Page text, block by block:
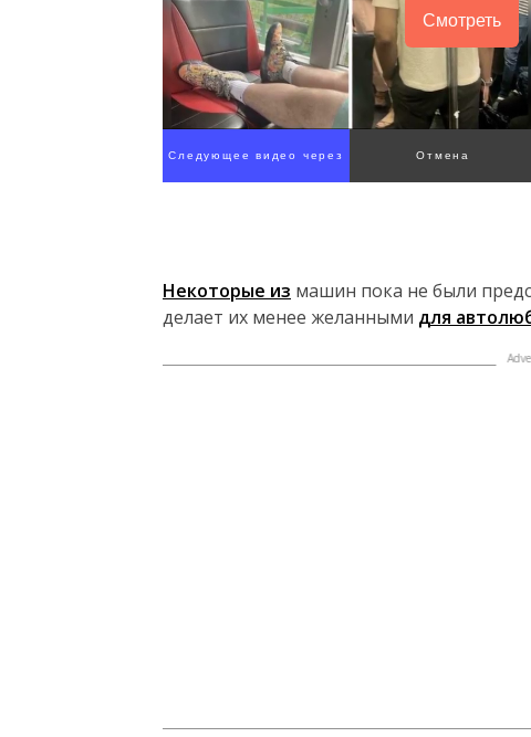
Смотреть
Следующее видео через Отмена
Некоторые из машин пока не были
делает их менее желанными для